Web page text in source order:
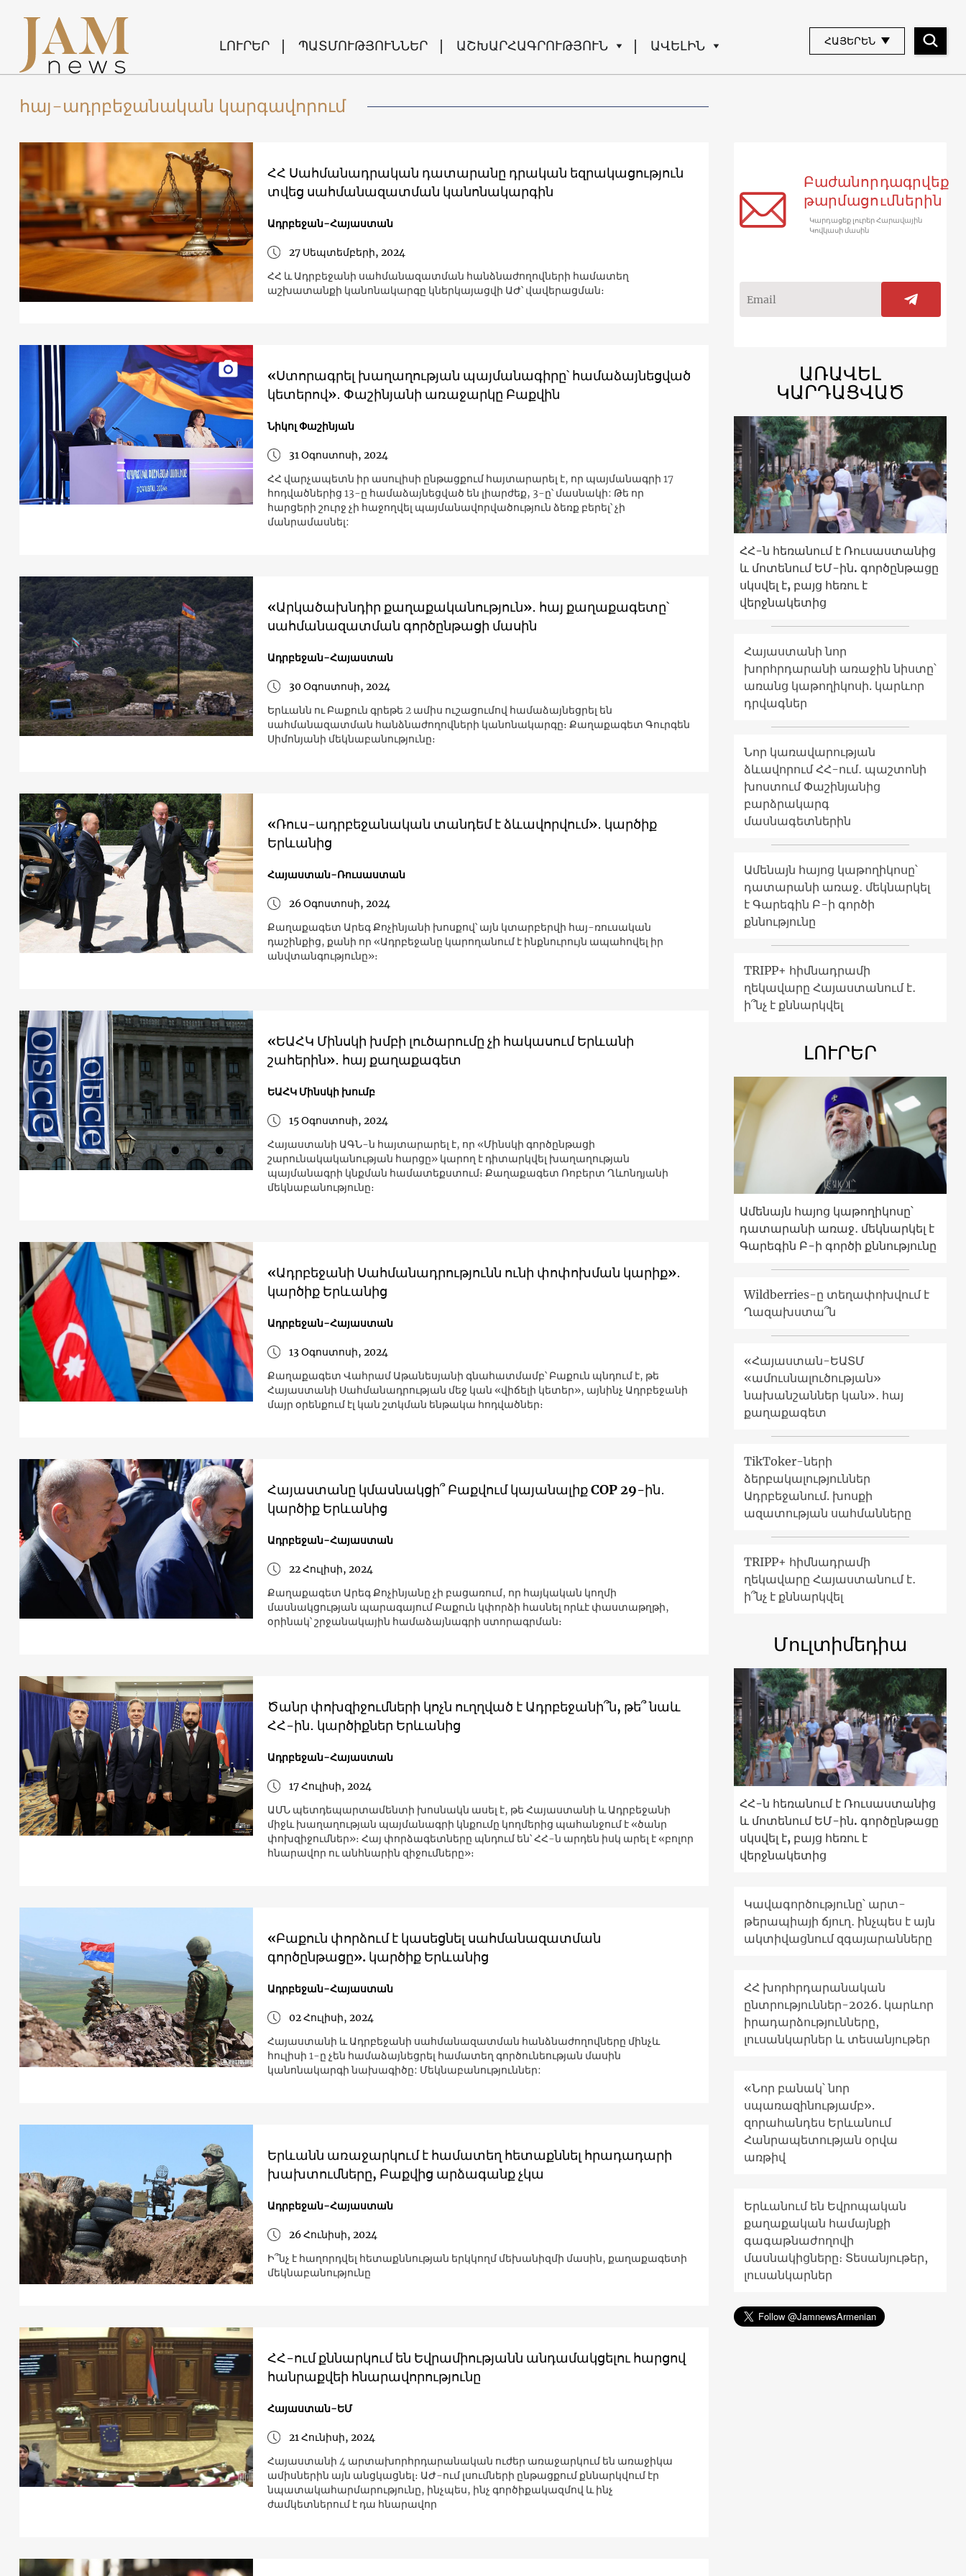
ԼՈՒՐԵՐ ՊԱՏՄՈՒԹՅՈՒՆՆԵՐ ԱՇԽԱՐՀԱԳՐՈՒԹՅՈՒՆ ԱՎԵԼԻՆ ՀԱՅԵՐԵՆ
հայ-ադրբեջանական կարգավորում
ՀՀ Սահմանադրական դատարանը դրական եզրակացություն
տվեց սահմանազատման կանոնակարգին
Ադրբեջան-Հայաստան
27 Սեպտեմբերի, 2024
ՀՀ և Ադրբեջանի սահմանազատման հանձնաժողովների համատեղ
աշխատանքի կանոնակարգը կներկայացվի ԱԺ՝ վավերացման։
«Ստորագրել խաղաղության պայմանագիրը՝ համաձայնեցված
կետերով»․ Փաշինյանի առաջարկը Բաքվին
Նիկոլ Փաշինյան
31 Օգոստոսի, 2024
ՀՀ վարչապետն իր ասուլիսի ընթացքում հայտարարել է, որ պայմանագրի 17
հոդվածներից 13-ը համաձայնեցված են լիարժեք, 3-ը՝ մասնակի: Թե որ
հարցերի շուրջ չի հաջողվել պայմանավորվածություն ձեռք բերել՝ չի
մանրամասնել:
«Արկածախնդիր քաղաքականություն»․ հայ քաղաքագետը՝
սահմանազատման գործընթացի մասին
Ադրբեջան-Հայաստան
30 Օգոստոսի, 2024
Երևանն ու Բաքուն գրեթե 2 ամիս ուշացումով համաձայնեցրել են
սահմանազատման հանձնաժողովների կանոնակարգը։ Քաղաքագետ Գուրգեն
Սիմոնյանի մեկնաբանությունը։
«Ռուս-ադրբեջանական տանդեմ է ձևավորվում»․ կարծիք
Երևանից
Հայաստան-Ռուսաստան
26 Օգոստոսի, 2024
Քաղաքագետ Արեգ Քոչինյանի խոսքով՝ այն կտարբերվի հայ-ռուսական
դաշինքից, քանի որ «Ադրբեջանը կարողանում է ինքնուրույն ապահովել իր
անվտանգությունը»։
«ԵԱՀԿ Մինսկի խմբի լուծարումը չի հակասում Երևանի
շահերին»․ հայ քաղաքագետ
ԵԱՀԿ Մինսկի խումբ
15 Օգոստոսի, 2024
Հայաստանի ԱԳՆ-ն հայտարարել է, որ «Մինսկի գործընթացի
շարունակականության հարցը» կարող է դիտարկվել խաղաղության
պայմանագրի կնքման համատեքստում։ Քաղաքագետ Ռոբերտ Ղևոնդյանի
մեկնաբանությունը։
«Ադրբեջանի Սահմանադրությունն ունի փոփոխման կարիք»․
կարծիք Երևանից
Ադրբեջան-Հայաստան
13 Օգոստոսի, 2024
Քաղաքագետ Վահրամ Աթանեսյանի գնահատմամբ՝ Բաքուն պնդում է, թե
Հայաստանի Սահմանադրության մեջ կան «վիճելի կետեր», այնինչ Ադրբեջանի
մայր օրենքում էլ կան շտկման ենթակա հոդվածներ։
Հայաստանը կմասնակցի՞ Բաքվում կայանալիք COP 29-ին․
կարծիք Երևանից
Ադրբեջան-Հայաստան
22 Հուլիսի, 2024
Քաղաքագետ Արեգ Քոչինյանը չի բացառում, որ հայկական կողմի
մասնակցության պարագայում Բաքուն կփորձի հասնել որևէ փաստաթղթի,
օրինակ՝ շրջանակային համաձայնագրի ստորագրման։
Ծանր փոխզիջումների կոչն ուղղված է Ադրբեջանի՞ն, թե՞ նաև
ՀՀ-ին․ կարծիքներ Երևանից
Ադրբեջան-Հայաստան
17 Հուլիսի, 2024
ԱՄՆ պետդեպարտամենտի խոսնակն ասել է, թե Հայաստանի և Ադրբեջանի
միջև խաղաղության պայմանագրի կնքումը կողմերից պահանջում է «ծանր
փոխզիջումներ»։ Հայ փորձագետները պնդում են՝ ՀՀ-ն արդեն իսկ արել է «բոլոր
հնարավոր ու անհնարին զիջումները»։
«Բաքուն փորձում է կասեցնել սահմանազատման
գործընթացը». կարծիք Երևանից
Ադրբեջան-Հայաստան
02 Հուլիսի, 2024
Հայաստանի և Ադրբեջանի սահմանազատման հանձնաժողովները մինչև
հուլիսի 1-ը չեն համաձայնեցրել համատեղ գործունեության մասին
կանոնակարգի նախագիծը: Մեկնաբանություններ:
Երևանն առաջարկում է համատեղ հետաքննել հրադադարի
խախտումները, Բաքվից արձագանք չկա
Ադրբեջան-Հայաստան
26 Հունիսի, 2024
Ի՞նչ է հաղորդվել հետաքննության երկկողմ մեխանիզմի մասին, քաղաքագետի
մեկնաբանությունը
ՀՀ-ում քննարկում են Եվրամիությանն անդամակցելու հարցով
հանրաքվեի հնարավորությունը
Հայաստան-ԵՄ
21 Հունիսի, 2024
Հայաստանի 4 արտախորհրդարանական ուժեր առաջարկում են առաջիկա
ամիսներին այն անցկացնել։ ԱԺ-ում լսումների ընթացքում քննարկվում էր
նպատակահարմարությունը, ինչպես, ինչ գործիքակազմով և ինչ
ժամկետներում է դա հնարավոր
Բաժանորդագրվեք
թարմացումներին
Կարդացեք լուրեր Հարավային
Կովկասի մասին
ԱՌԱՎԵԼ
ԿԱՐԴԱՑՎԱԾ
ՀՀ-ն հեռանում է Ռուսաստանից
և մոտենում ԵՄ-ին. գործընթացը
սկսվել է, բայց հեռու է
վերջնակետից
Հայաստանի նոր
խորհրդարանի առաջին նիստը՝
առանց կաթողիկոսի. կարևոր
դրվագներ
Նոր կառավարության
ձևավորում ՀՀ-ում․ պաշտոնի
խոստում Փաշինյանից
բարձրակարգ
մասնագետներին
Ամենայն հայոց կաթողիկոսը՝
դատարանի առաջ․ մեկնարկել
է Գարեգին Բ-ի գործի
քննությունը
TRIPP+ հիմնադրամի
ղեկավարը Հայաստանում է․
ի՞նչ է քննարկվել
ԼՈՒՐԵՐ
Ամենայն հայոց կաթողիկոսը՝
դատարանի առաջ․ մեկնարկել է
Գարեգին Բ-ի գործի քննությունը
Wildberries-ը տեղափոխվում է
Ղազախստա՞ն
«Հայաստան-ԵԱՏՄ
«ամուսնալուծության»
նախանշաններ կան»․ հայ
քաղաքագետ
TikToker-ների
ձերբակալություններ
Ադրբեջանում. խոսքի
ազատության սահմանները
TRIPP+ հիմնադրամի
ղեկավարը Հայաստանում է․
ի՞նչ է քննարկվել
Մուլտիմեդիա
ՀՀ-ն հեռանում է Ռուսաստանից
և մոտենում ԵՄ-ին. գործընթացը
սկսվել է, բայց հեռու է
վերջնակետից
Կավագործությունը՝ արտ-
թերապիայի ճյուղ․ ինչպես է այն
ակտիվացնում զգայարանները
ՀՀ խորհրդարանական
ընտրություններ-2026. կարևոր
իրադարձությունները,
լուսանկարներ և տեսանյութեր
«Նոր բանակ՝ նոր
սպառազինությամբ».
զորահանդես Երևանում
Հանրապետության օրվա
առթիվ
Երևանում են Եվրոպական
քաղաքական համայնքի
գագաթնաժողովի
մասնակիցները։ Տեսանյութեր,
լուսանկարներ